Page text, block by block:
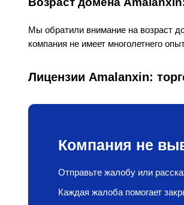
Мы обратили внимание на возраст
компания не имеет многолетнего
Лицензии Amalanxin:
Компания не
Отправьте жалобу или
Каждая жалоба помогает